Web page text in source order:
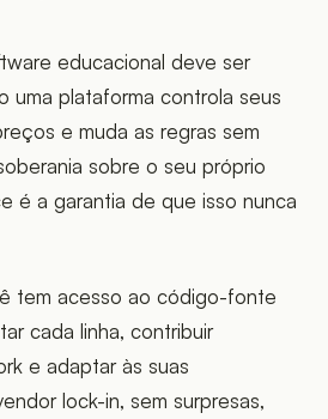
educacional deve ser
uma plataforma controla seus
e muda as regras sem
sobre o seu próprio
é a garantia de que isso nunca
tem acesso ao código-fonte
cada linha, contribuir
e adaptar às suas
lock-in, sem surpresas,